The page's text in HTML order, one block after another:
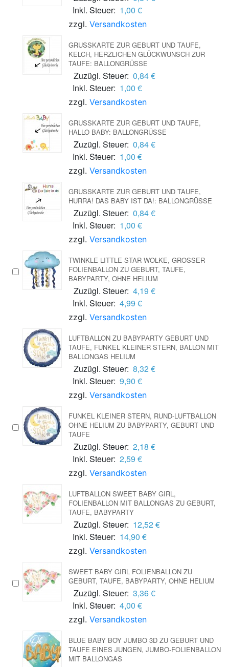
Inkl. Steuer: 1,00 €
zzgl. Versandkosten
GRUSSKARTE ZUR GEBURT UND TAUFE, K
ELCH, HERZLICHEN GLÜCKWUNSCH ZUR T
AUFE: BALLONGRÜSSE
Zuzügl. Steuer: 0,84 €
Inkl. Steuer: 1,00 €
zzgl. Versandkosten
GRUSSKARTE ZUR GEBURT UND TAUFE, H
ALLO BABY: BALLONGRÜSSE
Zuzügl. Steuer: 0,84 €
Inkl. Steuer: 1,00 €
zzgl. Versandkosten
GRUSSKARTE ZUR GEBURT UND TAUFE, H
URRA! DAS BABY IST DA!: BALLONGRÜSSE
Zuzügl. Steuer: 0,84 €
Inkl. Steuer: 1,00 €
zzgl. Versandkosten
TWINKLE LITTLE STAR WOLKE, GROSSER F
OLIENBALLON ZU GEBURT, TAUFE, B
ABYPARTY, OHNE HELIUM
Zuzügl. Steuer: 4,19 €
Inkl. Steuer: 4,99 €
zzgl. Versandkosten
LUFTBALLON ZU BABYPARTY GEBURT UND
TAUFE, FUNKEL KLEINER STERN, BALLON MIT
BALLONGAS HELIUM
Zuzügl. Steuer: 8,32 €
Inkl. Steuer: 9,90 €
zzgl. Versandkosten
FUNKEL KLEINER STERN, RUND-LUFTBALLON
OHNE HELIUM ZU BABYPARTY, GEBURT UND
TAUFE
Zuzügl. Steuer: 2,18 €
Inkl. Steuer: 2,59 €
zzgl. Versandkosten
LUFTBALLON SWEET BABY GIRL,
FOLIENBALLON MIT BALLONGAS ZU GEBURT,
TAUFE, BABYPARTY
Zuzügl. Steuer: 12,52 €
Inkl. Steuer: 14,90 €
zzgl. Versandkosten
SWEET BABY GIRL FOLIENBALLON ZU
GEBURT, TAUFE, BABYPARTY, OHNE HELIUM
Zuzügl. Steuer: 3,36 €
Inkl. Steuer: 4,00 €
zzgl. Versandkosten
BLUE BABY BOY JUMBO 3D ZU GEBURT UND
TAUFE EINES JUNGEN, JUMBO-FOLIENBALLON
MIT BALLONGAS